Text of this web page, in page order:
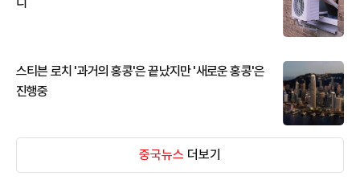
디
스티븐 로치 '과거의 홍콩'은 끝났지만 '새로운 홍콩'은
진행중
중국뉴스 더보기